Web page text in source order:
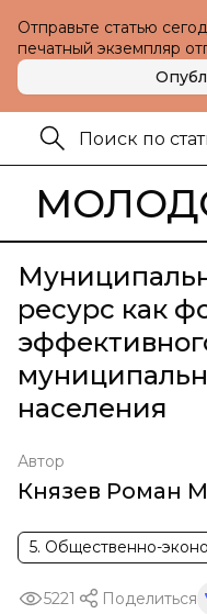
Отправьте статью
печатный экземпляр
ресурс как
населения
Автор
Князев Роман
5. Общественно-
5221 Поделиться